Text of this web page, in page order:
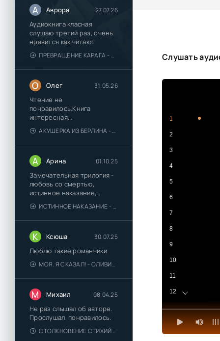
А Аврора 27.07.26
Аудиокнига класная
слушаю третий раз, очень
нравится как читают
ПРЕВРАЩЕНИЕ КАРАГА - КАТЯ БРАНДИС
О Олег 31.05.26
Чтение не
понравилось.Книга
интересная...
АКУШЕРКА ИЗ БЕРЛИНА - АННА СТЮАРТ
А Арина 01.10.25
Замечательная трилогия -
любовь со смертью,
истинное наказание,
любимая для монстра -
понравились
ИСТИННОЕ НАКАЗАНИЕ - ОЛЬГА ГУСЕЙНОВА
К Ксюша 30.07.25
Люблю такие романчики
МОЯ. Я СКАЗАЛ! - ОЛИВИЯ ЛЕЙК
М Михаил 08.04.25
Не раз слышал об авторе.
Прослушал, понравилось.
СТОЛКНОВЕНИЕ СТИХИЙ - ВАЛЕРИЙ ГУМИНСКИЙ
Слушать
1
2
3
4
5
6
7
8
9
10
11
12
13